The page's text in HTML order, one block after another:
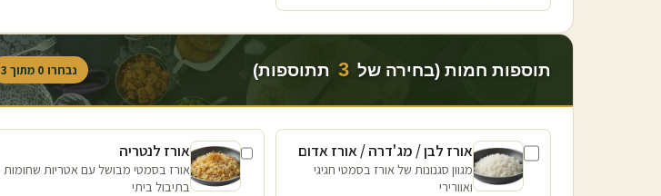
תוספות חמות (בחירה של 3 תתוספות) נבחרו 0 מתוך 3
אורז לבן / מג'דרה / אורז אדום
מגוון סגנונות של אורז בסמטי חגיגי
ואוורירי
אורז לנטריה
אורז בסמטי מבושל עם אטריות שחומות
בתיבול ביתי